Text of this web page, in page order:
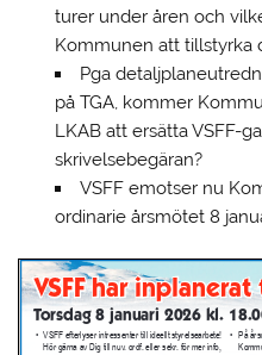
turer under åren och
Kommunen att tillstyrka
Pga
på TGA, kommer
LKAB att ersätta VSFF-
skrivelsebegäran?
VSFF emotser nu
ordinarie årsmötet 8